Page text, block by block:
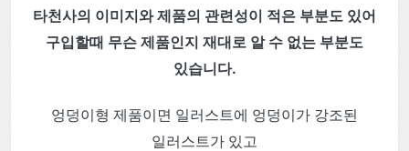
타천사의 이미지와 제품의 관련성이 적은 부분도 있어
구입할때 무슨 제품인지 재대로 알 수 없는 부분도
있습니다.
엉덩이형 제품이면 일러스트에 엉덩이가 강조된
일러스트가 있고